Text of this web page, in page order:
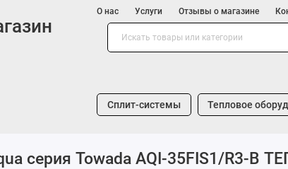
О нас Услуги Отзывы о магазине
Сплит-системы Тепловое
серия Towada AQI-35FIS1/R3-